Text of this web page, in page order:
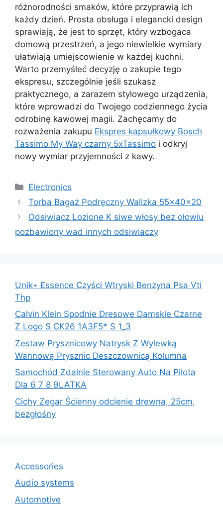
różnorodności smaków, które przyprawią ich
każdy dzień. Prosta obsługa i elegancki design
sprawiają, że jest to sprzęt, który wzbogaca
domową przestrzeń, a jego niewielkie wymiary
ułatwiają umiejscowienie w każdej kuchni.
Warto przemyśleć decyzję o zakupie tego
ekspresu, szczególnie jeśli szukasz
praktycznego, a zarazem stylowego urządzenia,
które wprowadzi do Twojego codziennego życia
odrobinę kawowej magii. Zachęcamy do
rozważenia zakupu Ekspres kapsułkowy Bosch
Tassimo My Way czarny 5xTassimo i odkryj
nowy wymiar przyjemności z kawy.
Kategorie
Electronics
Torba Bagaż Podręczny Walizka 55x40x20
Odsiwiacz Lozione K siwe włosy bez ołowiu
pozbawiony wad innych odsiwiaczy
Unik+ Essence Czyści Wtryski Benzyna Psa Vti
Thp
Calvin Klein Spodnie Dresowe Damskie Czarne
Z Logo S CK26 1A3F5* S 1_3
Zestaw Prysznicowy Natrysk Z Wylewką
Wannową Prysznic Deszczownicą Kolumna
Samochód Zdalnie Sterowany Auto Na Pilota
Dla 6 7 8 9LATKA
Cichy Zegar Ścienny odcienie drewna, 25cm,
bezgłośny
Accessories
Audio systems
Automotive